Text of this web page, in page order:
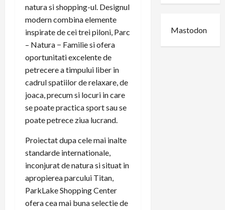
natura si shopping-ul. Designul
modern combina elemente
inspirate de cei trei piloni, Parc
– Natura − Familie si ofera
oportunitati excelente de
petrecere a timpului liber in
cadrul spatiilor de relaxare, de
joaca, precum si locuri in care
se poate practica sport sau se
poate petrece ziua lucrand.
Proiectat dupa cele mai inalte
standarde internationale,
inconjurat de natura si situat in
apropierea parcului Titan,
ParkLake Shopping Center
ofera cea mai buna selectie de
Mastodon